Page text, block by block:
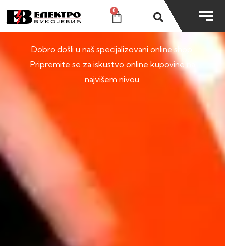
0
SHOP
Dobro došli u naš specijalizovani online shop.
Pripremite se za iskustvo online kupovine na
najvišem nivou.